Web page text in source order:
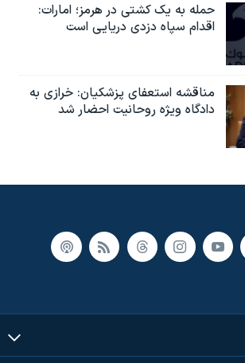
حمله به یک کشتی در هرمز؛ امارات:
اقدام سپاه دزدی دریایی است
مناقشه استعفای پزشکیان: خرازی به
دادگاه ویژه روحانیت احضار شد